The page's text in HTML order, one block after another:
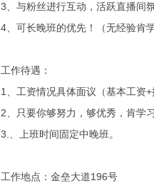
3、与粉丝进行互动，活跃直播间
4、可长晚班的优先！（无经验肯学
工作待遇：
1、工资情况具体面议（基本工资+
2、只要你够努力，够优秀，肯学习
3.、上班时间固定中晚班。
工作地点：金垒大道196号